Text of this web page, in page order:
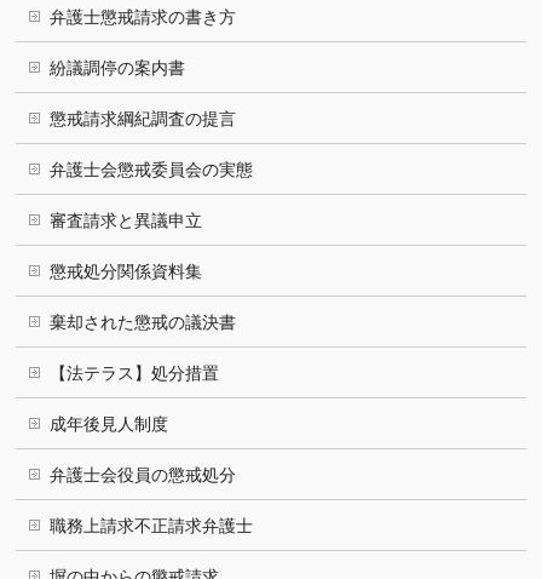
弁護士懲戒請求の書き方
紛議調停の案内書
懲戒請求綱紀調査の提言
弁護士会懲戒委員会の実態
審査請求と異議申立
懲戒処分関係資料集
棄却された懲戒の議決書
【法テラス】処分措置
成年後見人制度
弁護士会役員の懲戒処分
職務上請求不正請求弁護士